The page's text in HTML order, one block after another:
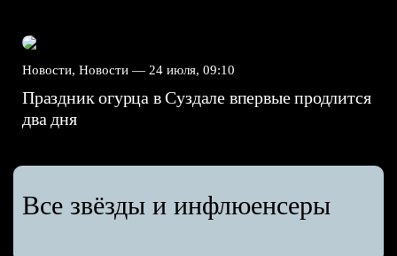
Новости, Новости — 24 июля, 09:10
Праздник огурца в Суздале впервые продлится
два дня
Все звёзды и инфлюенсеры